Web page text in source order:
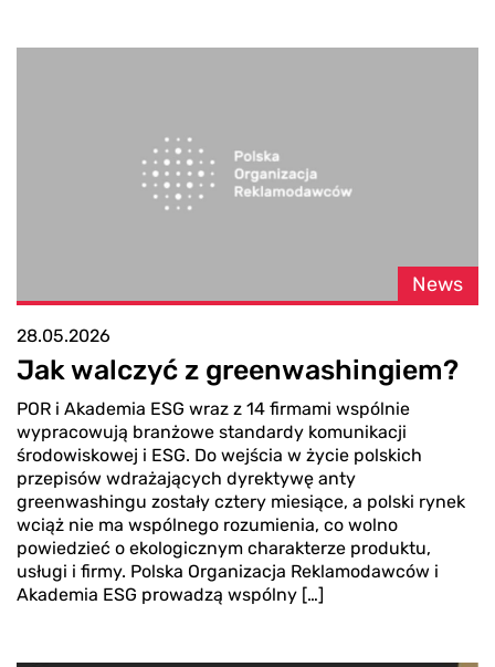
News
28.05.2026
Jak walczyć z greenwashingiem?
POR i Akademia ESG wraz z 14 firmami wspólnie
wypracowują branżowe standardy komunikacji
środowiskowej i ESG. Do wejścia w życie polskich
przepisów wdrażających dyrektywę anty
greenwashingu zostały cztery miesiące, a polski rynek
wciąż nie ma wspólnego rozumienia, co wolno
powiedzieć o ekologicznym charakterze produktu,
usługi i firmy. Polska Organizacja Reklamodawców i
Akademia ESG prowadzą wspólny […]